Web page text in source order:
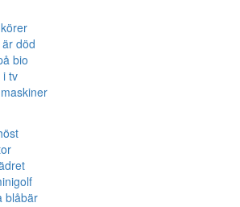
död
bio
i tv
blåbär